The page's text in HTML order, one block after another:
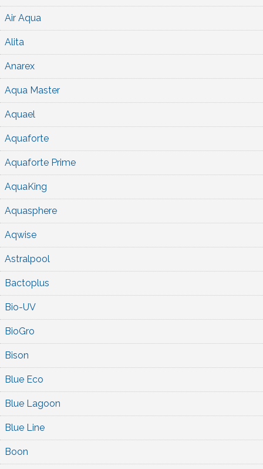
Air Aqua
Alita
Anarex
Aqua Master
Aquael
Aquaforte
Aquaforte Prime
AquaKing
Aquasphere
Aqwise
Astralpool
Bactoplus
Bio-UV
BioGro
Bison
Blue Eco
Blue Lagoon
Blue Line
Boon